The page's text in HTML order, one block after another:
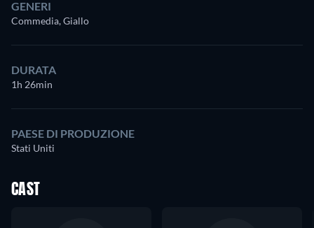
GENERI
Commedia, Giallo
DURATA
1h 26min
PAESE DI PRODUZIONE
Stati Uniti
CAST